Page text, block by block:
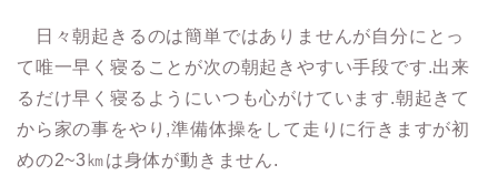
日々朝起きるのは簡単ではありませんが自分にとっ
て唯一早く寝ることが次の朝起きやすい手段です.出来
るだけ早く寝るようにいつも心がけています.朝起きて
から家の事をやり,準備体操をして走りに行きますが初
めの2~3㎞は身体が動きません.